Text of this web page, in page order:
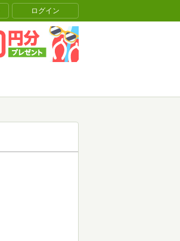
ログイン